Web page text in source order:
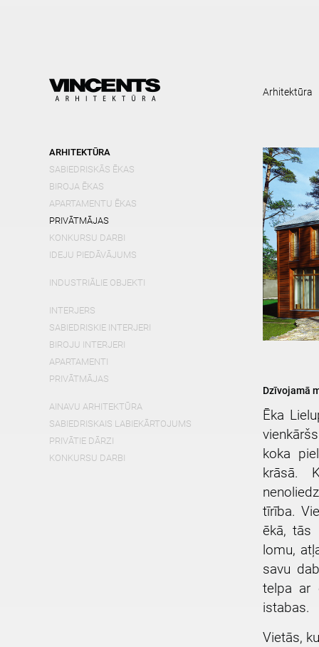
ARHITEKTŪRA
SABIEDRISKĀS ĒKAS
BIROJA ĒKAS
APARTAMENTU ĒKAS
PRIVĀTMĀJAS
KONKURSU DARBI
IDEJU PIEDĀVĀJUMS
INDUSTRIĀLIE OBJEKTI
INTERJERS
SABIEDRISKIE INTERJERI
BIROJU INTERJERI
APARTAMENTI
PRIVĀTMĀJAS
AINAVU ARHITEKTŪRA
SABIEDRISKAIS LABIEKĀRTOJUMS
PRIVĀTIE DĀRZI
KONKURSU DARBI
Arhitektūra
Dzīvojamā
Ēka
koka
krāsā.
tīrība.
ēkā, tās
lomu,
savu
telpa ar
istabas.
Vietās,